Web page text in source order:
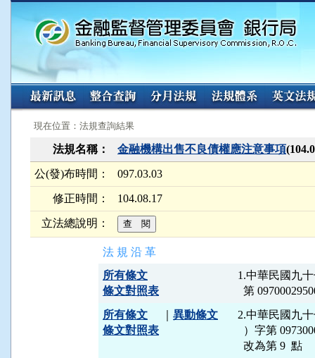
:::
現在位置：法規查詢結果
法規名稱： 金融機構出售不良債權應注意事項
公(發)布時間： 097.03.03
修正時間： 104.08.17
立法總說明：
法 規 沿 革
所有條文
條文對照表
1.中華民國九
所有條文
異動條文
條文對照表
2.中華民國九
）字第